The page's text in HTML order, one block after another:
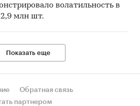
волатильность в
2,9 млн шт.
Показать еще
Обратная связь
партнером